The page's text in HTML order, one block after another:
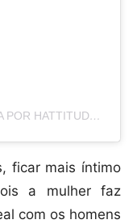
UMA PUBLICAÇÃO COMPARTILHADA POR HATTITUDES (@HATTITUDES1)
ficar mais íntimo
a mulher faz
com os homens